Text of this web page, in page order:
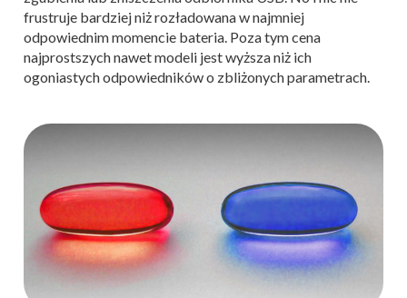
frustruje bardziej niż rozładowana w najmniej
odpowiednim momencie bateria. Poza tym cena
najprostszych nawet modeli jest wyższa niż ich
ogoniastych odpowiedników o zbliżonych parametrach.